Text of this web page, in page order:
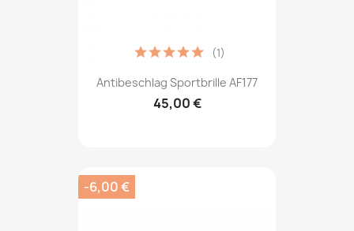
Antibeschlag Sportbrille AF177
45,00 €
(1)
-6,00 €